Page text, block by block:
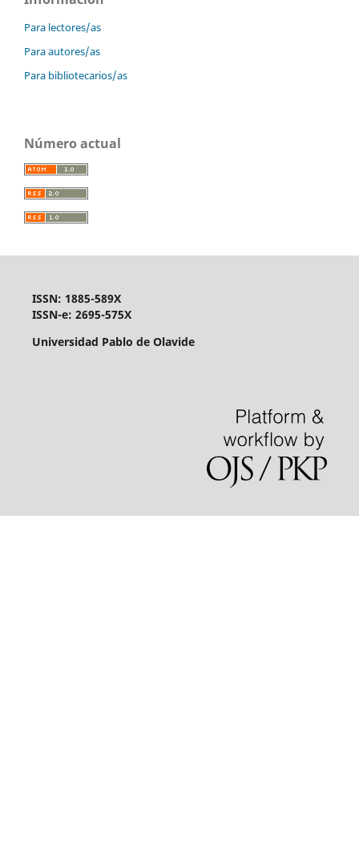
Para lectores/as
Para autores/as
Para bibliotecarios/as
Número actual
ISSN: 1885-589X
ISSN-e: 2695-575X
Universidad Pablo de Olavide